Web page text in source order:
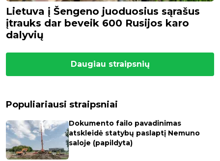
Lietuva į Šengeno juoduosius sąrašus
įtrauks dar beveik 600 Rusijos karo
dalyvių
Daugiau straipsnių
Populiariausi straipsniai
Dokumento failo pavadinimas
atskleidė statybų paslaptį Nemuno
saloje (papildyta)